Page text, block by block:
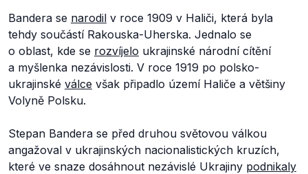
Bandera se narodil v roce 1909 v Haliči, která byla
tehdy součástí Rakouska-Uherska. Jednalo se
o oblast, kde se rozvíjelo ukrajinské národní cítění
a myšlenka nezávislosti. V roce 1919 po polsko-
ukrajinské válce však připadlo území Haliče a většiny
Volyně Polsku.
Stepan Bandera se před druhou světovou válkou
angažoval v ukrajinských nacionalistických kruzích,
které ve snaze dosáhnout nezávislé Ukrajiny podnikaly